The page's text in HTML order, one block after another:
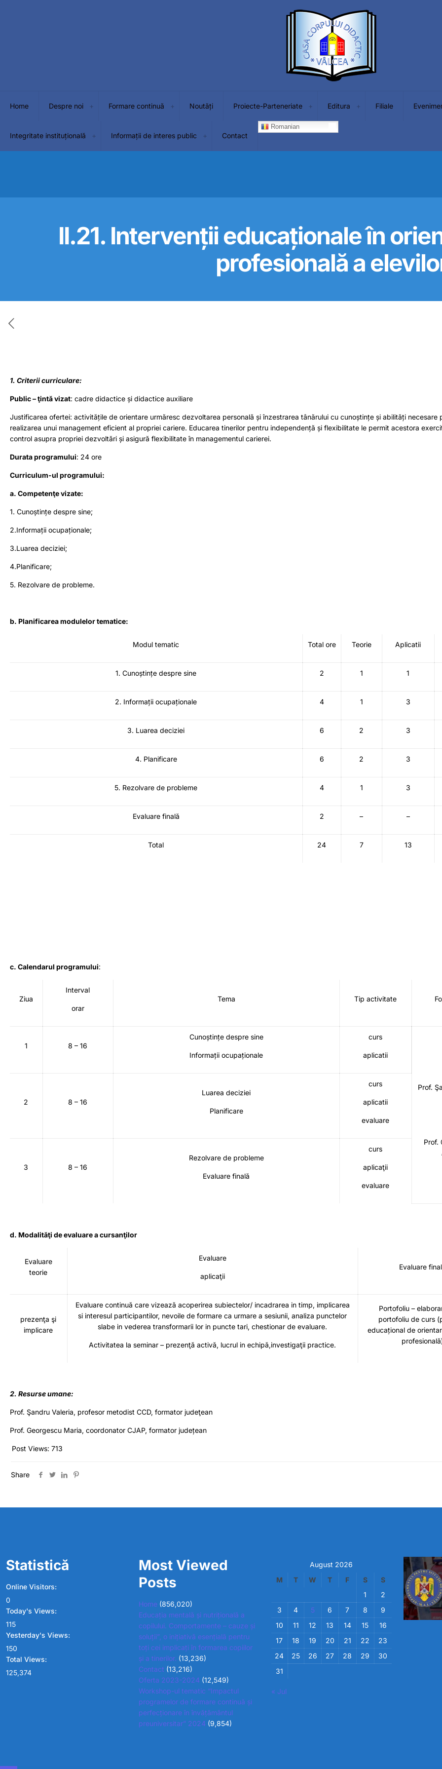
Home Despre noi Formare continuă Noutăți Proiecte-Parteneriate Editura Filiale
Integritate instituțională Informații de interes public Contact
Romanian
II.21. Intervenții educaționale în
profesională a
1. Criterii curriculare:
Public – ţintă vizat: cadre didactice și didactice auxiliare
Justificarea ofertei: activitățile de orientare urmăresc dezvoltarea personală și înzestrarea tânărului cu cunoștințe și abilități necesare
realizarea unui management eficient al propriei cariere. Educarea tinerilor pentru independență și flexibilitate le permit acestora
control asupra propriei dezvoltări și asigură flexibilitate în managementul carierei.
Durata programului: 24 ore
Curriculum-ul programului:
a. Competenţe vizate:
1. Cunoștințe despre sine;
2.Informații ocupaționale;
3.Luarea deciziei;
4.Planificare;
5. Rezolvare de probleme.
b. Planificarea modulelor tematice:
Modul tematic Total ore Teorie Aplicatii
1. Cunoștințe despre sine 2 1 1
2. Informații ocupaționale 4 1 3
3. Luarea deciziei 6 2 3
4. Planificare 6 2 3
5. Rezolvare de probleme 4 1 3
Evaluare finală 2 – –
Total 24 7 13
c. Calendarul programului:
Ziua
Interval
orar
Tema Tip activitate
1 8 – 16
Cunoștințe despre sine
Informații ocupaționale
curs
aplicatii
Prof.
Prof.
2 8 – 16
Luarea deciziei
Planificare
curs
aplicatii
evaluare
3 8 – 16
Rezolvare de probleme
Evaluare finală
curs
aplicaţii
evaluare
d. Modalităţi de evaluare a cursanţilor
Evaluare
teorie
Evaluare
aplicaţii
Evaluare
prezenţa şi
implicare
Evaluare continuă care vizează acoperirea subiectelor/ incadrarea in timp, implicarea
si interesul participantilor, nevoile de formare ca urmare a sesiunii, analiza punctelor
slabe in vederea transformarii lor in puncte tari, chestionar de evaluare.
Activitatea la seminar – prezenţă activă, lucrul in echipă,investigaţii practice.
Portofoliu –
portofoliu de curs
educațional de
2. Resurse umane:
Prof. Şandru Valeria, profesor metodist CCD, formator judeţean
Prof. Georgescu Maria, coordonator CJAP, formator județean
Post Views: 713
Share
Statistică
Online Visitors:
0
Today's Views:
115
Yesterday's Views:
150
Total Views:
125,374
Most Viewed
Posts
Home (856,020)
Educația mentală și nutrițională a
copilului. Comportamente – cauze și
soluții”, o inițiativă esențială pentru
toți cei implicați în formarea copiilor
și a tinerilor. (13,236)
Contact (13,216)
Oferta 2023-2024 (12,549)
Workshop-ul tematic “Impactul
programelor de formare continuă și
perfecționare în învățământul
preuniversitar” 2024 (9,854)
August 2026
M
T W T F S
S
1
2
3
4 5 6 7 8
9
10
11 12 13 14 15
16
17
18 19 20 21 22
23
24
25 26 27 28 29
30
31
« Jul